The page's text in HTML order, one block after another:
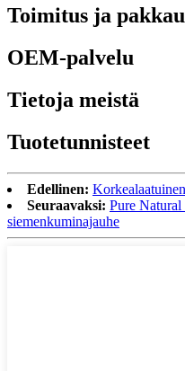
Toimitus ja
OEM-palvelu
Tietoja meistä
Tuotetunnisteet
Edellinen:
Seuraavaksi: Pure
siemenkuminajauhe